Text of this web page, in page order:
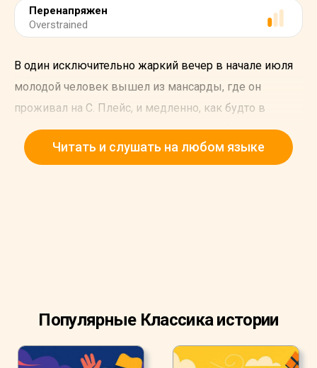
Перенапряжен
Overstrained
В один исключительно жаркий вечер в начале июля
молодой человек вышел из мансарды, где он
проживал на С. Плейс, и медленно, как будто в
нерешительности, направился к мосту К.
Ему удалось избежать встречи с хозяйкой дома на
Читать и слушать на любом языке
Популярные Классика истории